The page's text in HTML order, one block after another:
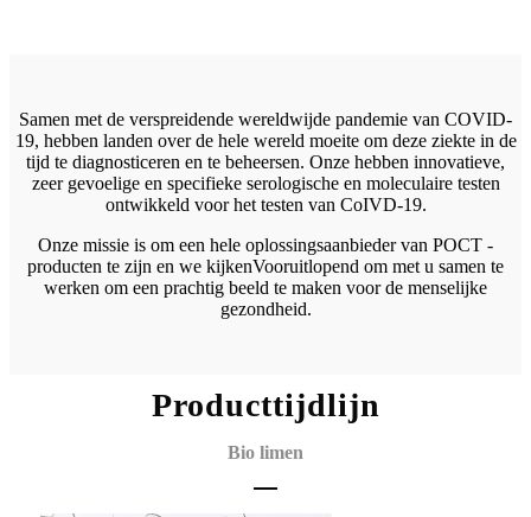
Samen met de verspreidende wereldwijde pandemie van COVID-
19, hebben landen over de hele wereld moeite om deze ziekte in de
tijd te diagnosticeren en te beheersen. Onze hebben innovatieve,
zeer gevoelige en specifieke serologische en moleculaire testen
ontwikkeld voor het testen van CoIVD-19.
Onze missie is om een ​​hele oplossingsaanbieder van POCT -
producten te zijn en we kijkenVooruitlopend om met u samen te
werken om een ​​prachtig beeld te maken voor de menselijke
gezondheid.
Producttijdlijn
Bio limen